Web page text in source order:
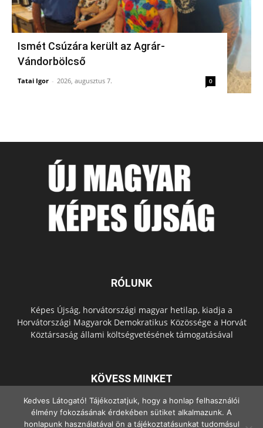
Ismét Csúzára került az Agrár-
Vándorbölcső
Tatai Igor - 2026, augusztus 7. 0
RÓLUNK
Képes Újság, horvátországi magyar hetilap, kiadja a
Horvátországi Magyarok Demokratikus Közössége a Horvát
Köztársaság állami költségvetésének támogatásával
KÖVESS MINKET
Kedves Látogató! Tájékoztatjuk, hogy a honlap felhasználói
élmény fokozásának érdekében sütiket alkalmazunk. A
honlapunk használatával ön a tájékoztatásunkat tudomásul